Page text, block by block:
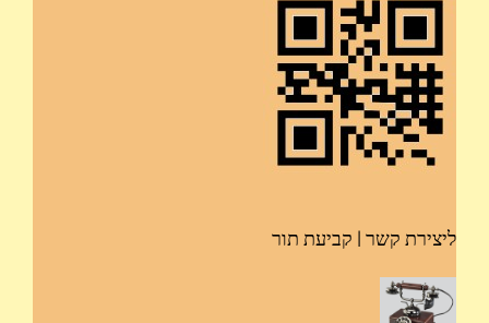
ליצירת קשר | קביעת תור